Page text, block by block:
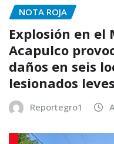
NOTA ROJA
Explosión en el
Acapulco
daños en seis
lesionados leves
Reportegro1